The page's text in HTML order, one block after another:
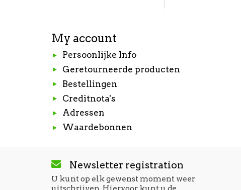
My account
Persoonlijke Info
Geretourneerde producten
Bestellingen
Creditnota's
Adressen
Waardebonnen
Newsletter registration
U kunt op elk gewenst moment weer